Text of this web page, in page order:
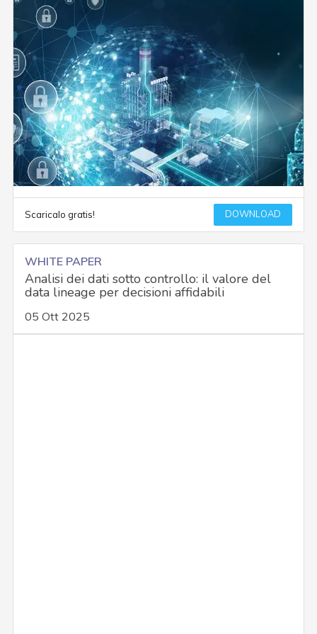
Scaricalo gratis! DOWNLOAD
WHITE PAPER
Analisi dei dati sotto controllo: il valore del
data lineage per decisioni affidabili
05 Ott 2025